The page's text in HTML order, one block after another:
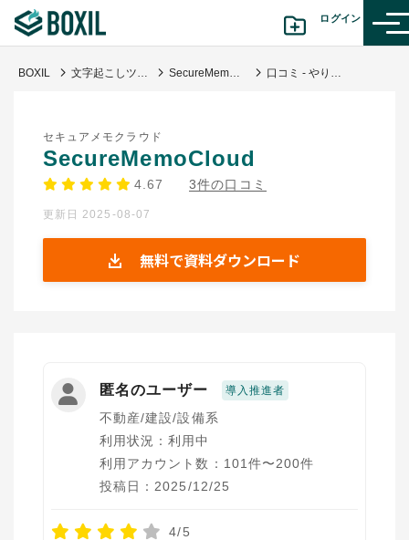
ログイン
診断から探す(β版)
BOXILの使い方ガイド 情報掲載をご希望の方へ
BOXIL 文字起こしツール SecureMemoCloud 口コミ - やりたいことに手が届く
セキュアメモクラウド
SecureMemoCloud
4.67 3件の口コミ
更新日 2025-08-07
無料で資料ダウンロード
匿名のユーザー 導入推進者
不動産/建設/設備系
利用状況：利用中
利用アカウント数：101件〜200件
投稿日：2025/12/25
4/5